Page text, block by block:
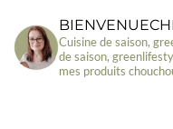
Cuisine de saison,
de saison,
mes produits